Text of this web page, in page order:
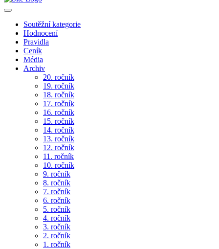
Soutěžní kategorie
Hodnocení
Pravidla
Ceník
Média
Archiv
20. ročník
19. ročník
18. ročník
17. ročník
16. ročník
15. ročník
14. ročník
13. ročník
12. ročník
11. ročník
10. ročník
9. ročník
8. ročník
7. ročník
6. ročník
5. ročník
4. ročník
3. ročník
2. ročník
1. ročník